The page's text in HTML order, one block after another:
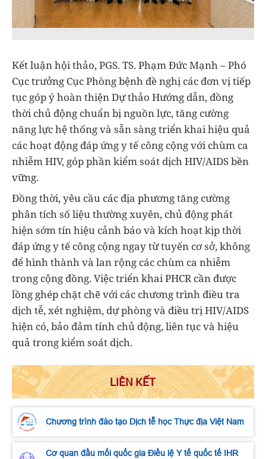
Kết luận hội thảo, PGS. TS. Phạm Đức Mạnh – Phó
Cục trưởng Cục Phòng bệnh đề nghị các đơn vị tiếp
tục góp ý hoàn thiện Dự thảo Hướng dẫn, đồng
thời chủ động chuẩn bị nguồn lực, tăng cường
năng lực hệ thống và sẵn sàng triển khai hiệu quả
các hoạt động đáp ứng y tế công cộng với chùm ca
nhiễm HIV, góp phần kiểm soát dịch HIV/AIDS bền
vững.
Đồng thời, yêu cầu các địa phương tăng cường
phân tích số liệu thường xuyên, chủ động phát
hiện sớm tín hiệu cảnh báo và kích hoạt kịp thời
đáp ứng y tế công cộng ngay từ tuyến cơ sở, không
để hình thành và lan rộng các chùm ca nhiễm
trong cộng đồng. Việc triển khai PHCR cần được
lồng ghép chặt chẽ với các chương trình điều tra
dịch tễ, xét nghiệm, dự phòng và điều trị HIV/AIDS
hiện có, bảo đảm tính chủ động, liên tục và hiệu
quả trong kiểm soát dịch.
LIÊN KẾT
Chương trình đào tạo Dịch tễ học Thực địa Việt Nam
Cơ quan đầu mối quốc gia Điều lệ Y tế quốc tế IHR